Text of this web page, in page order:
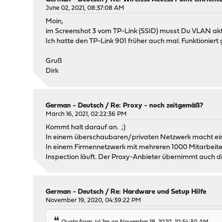
June 02, 2021, 08:37:08 AM
Moin,
im Screenshot 3 vom TP-Link (SSID) musst Du VLAN
Ich hatte den TP-Link 901 früher auch mal.
Gruß
Dirk
German - Deutsch /Re: Proxy - noch zeitgemäß?
March 16, 2021, 02:22:36 PM
Kommt halt darauf an. ;)
In einem überschaubaren/privaten Netzwerk macht
In einem Firmennetzwerk mit mehreren 1000
Inspection läuft. Der Proxy-Anbieter übernimmt auch
German - Deutsch /Re: Hardware und Setup Hilfe
November 19, 2020, 04:39:22 PM